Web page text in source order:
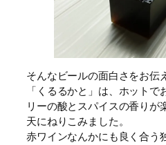
そんなビールの面白さをお伝
「くるるかと」は、ホット
リーの酸とスパイスの香りが
天にねりこみました。
赤ワインなんかにも良く合う